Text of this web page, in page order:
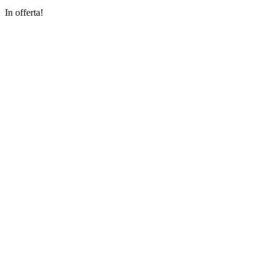
In offerta!